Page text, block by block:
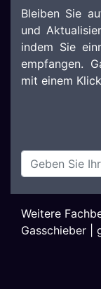
Bleiben Sie
und
indem Sie
empfangen.
mit einem
Weitere
Gasschieber